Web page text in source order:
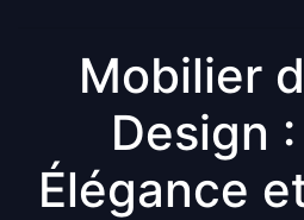
Mobilier
Design
Élégance